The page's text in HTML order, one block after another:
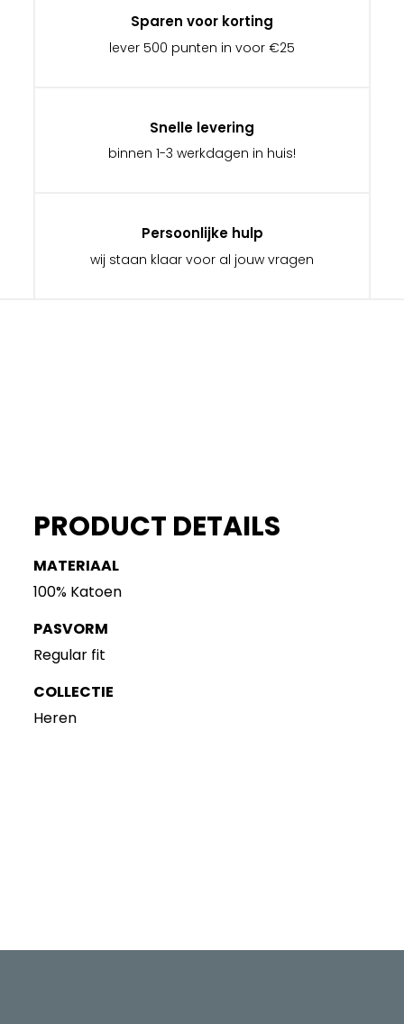
Sparen voor korting
lever 500 punten in voor €25
Snelle levering
binnen 1-3 werkdagen in huis!
Persoonlijke hulp
wij staan klaar voor al jouw vragen
PRODUCT DETAILS
MATERIAAL
100% Katoen
PASVORM
Regular fit
COLLECTIE
Heren